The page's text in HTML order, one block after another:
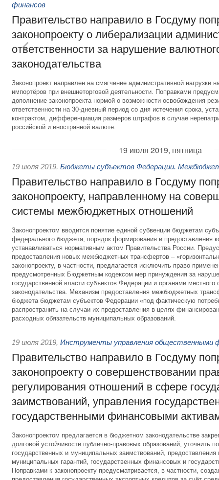
финансов
Правительство направило в Госдуму
законопроекту о либерализации
ответственности за нарушение
законодательства
Законопроект направлен на смягчение административной нагрузки
импортёров при внешнеторговой деятельности. Поправками
дополнение законопроекта нормой о возможности освобождения
ответственности на 30-дневный период со дня истечения срока,
контрактом, дифференциация размеров штрафов в случае
российской и иностранной валюте.
19 июля 2019, пятница
19 июля 2019, Бюджеты субъектов Федерации.
Правительство направило в Госдуму
законопроекту, направленному на
системы межбюджетных отношений
Законопроектом вводится понятие единой субвенции бюджетам
федерального бюджета, порядок формирования и предоставления
устанавливаться нормативным актом Правительства России.
предоставления новых межбюджетных трансфертов –
законопроекту, в частности, предлагается исключить право
предусмотренных Бюджетным кодексом мер принуждения за
государственной власти субъектов Федерации и органами
законодательства. Механизм предоставления межбюджетных
бюджета бюджетам субъектов Федерации «под фактическую
распространить на случаи их предоставления в целях
расходных обязательств муниципальных образований.
19 июля 2019, Инструменты управления общественными
Правительство направило в Госдуму
законопроекту о совершенствовании
регулирования отношений в сфере
заимствований, управления
государственными финансовыми
Законопроектом предлагается в бюджетном законодательстве
долговой устойчивости публично-правовых образований, уточнить
государственных и муниципальных заимствований, предоставления
муниципальных гарантий, государственных финансовых и
Поправками к законопроекту предусматривается, в частности,